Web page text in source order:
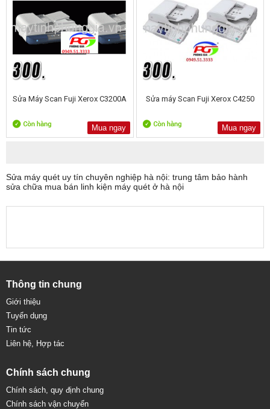
Sửa Máy Scan Fuji Xerox C3200A
Mua ngay
Sửa máy Scan Fuji Xerox C4250
Mua ngay
Sửa máy quét uy tín chuyên nghiệp hà nội: trung tâm bảo hành
sửa chữa mua bán linh kiện máy quét ở hà nội
Thông tin chung
Giới thiệu
Tuyển dụng
Tin tức
Liên hệ, Hợp tác
Chính sách chung
Chính sách, quy định chung
Chính sách vận chuyển